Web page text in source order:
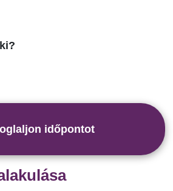
időpontot